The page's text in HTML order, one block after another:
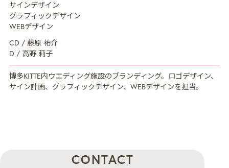
CREATORS クリエイター紹介
RECRUIT
NEWSニュース
COLUMNNDOのノート
サインデザイン
グラフィックデザイン
WEBデザイン
CD / 藤原 祐介
D / 高野 莉子
博多KITTE内ウエディング施設のブランディング。ロゴデザイン、
サイン計画、グラフィックデザイン、WEBデザインを担当。
CONTACT